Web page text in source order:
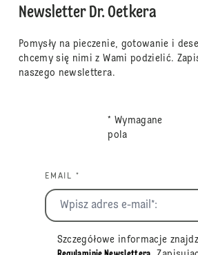
Newsletter Dr. Oetkera
Pomysły na pieczenie, gotowanie i
chcemy się nimi z Wami podzielić.
naszego newslettera.
* Wymagane
pola
EMAIL *
Szczegółowe informacje